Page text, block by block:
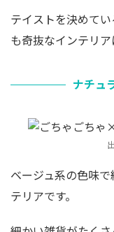
テイストを決めて
も奇抜なインテリア
ナチュ
ベージュ系の色味
テリアです。